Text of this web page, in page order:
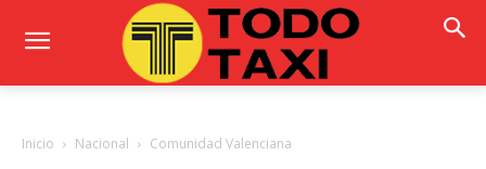
Inicio Nacional Comunidad Valenciana